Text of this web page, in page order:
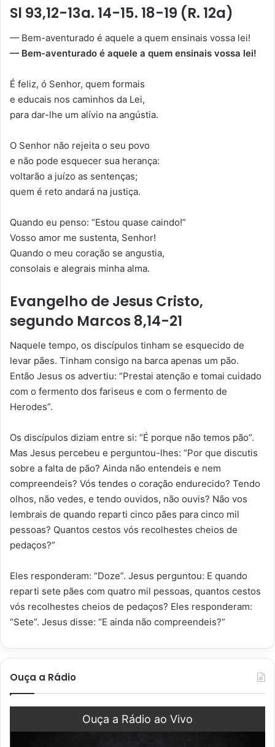
Sl 93,12-13a. 14-15. 18-19 (R. 12a)
— Bem-aventurado é aquele a quem ensinais vossa lei!
— Bem-aventurado é aquele a quem ensinais vossa lei!
É feliz, ó Senhor, quem formais
e educais nos caminhos da Lei,
para dar-lhe um alívio na angústia.
O Senhor não rejeita o seu povo
e não pode esquecer sua herança:
voltarão a juízo as sentenças;
quem é reto andará na justiça.
Quando eu penso: “Estou quase caindo!”
Vosso amor me sustenta, Senhor!
Quando o meu coração se angustia,
consolais e alegrais minha alma.
Evangelho de Jesus Cristo,
segundo Marcos 8,14-21
Naquele tempo, os discípulos tinham se esquecido de
levar pães. Tinham consigo na barca apenas um pão.
Então Jesus os advertiu: “Prestai atenção e tomai cuidado
com o fermento dos fariseus e com o fermento de
Herodes”.
Os discípulos diziam entre si: “É porque não temos pão”.
Mas Jesus percebeu e perguntou-lhes: “Por que discutis
sobre a falta de pão? Ainda não entendeis e nem
compreendeis? Vós tendes o coração endurecido? Tendo
olhos, não vedes, e tendo ouvidos, não ouvis? Não vos
lembrais de quando reparti cinco pães para cinco mil
pessoas? Quantos cestos vós recolhestes cheios de
pedaços?”
Eles responderam: “Doze”. Jesus perguntou: E quando
reparti sete pães com quatro mil pessoas, quantos cestos
vós recolhestes cheios de pedaços? Eles responderam:
“Sete”. Jesus disse: “E ainda não compreendeis?”
Ouça a Rádio
Ouça a Rádio ao Vivo